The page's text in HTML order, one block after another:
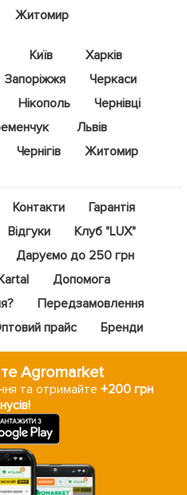
Житомир
Київ
Харків
Запоріжжя
Черкаси
Нікополь
Чернівці
Львів
Чернігів Житомир
Контакти
Гарантія
Відгуки
Клуб "LUX"
Даруємо до 250 грн
Допомога
Передзамовлення
прайс Бренди
Agromarket
та отримайте+200 грн